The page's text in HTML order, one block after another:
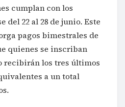
cumplan con los
22 al 28 de junio. Este
pagos bimestrales de
quienes se inscriban
recibirán los tres últimos
a un total